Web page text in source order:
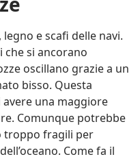
legno e scafi delle navi.
che si ancorano
oscillano grazie a un
bisso. Questa
una maggiore
Comunque potrebbe
troppo fragili per
Come fa il